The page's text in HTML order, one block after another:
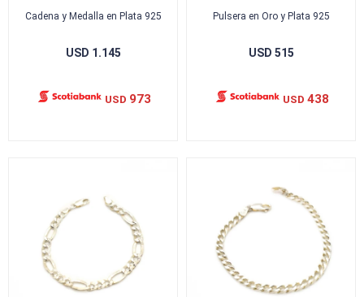
Cadena y Medalla en Plata 925
USD 1.145
USD 973
Pulsera en Oro y Plata 925
USD 515
USD 438